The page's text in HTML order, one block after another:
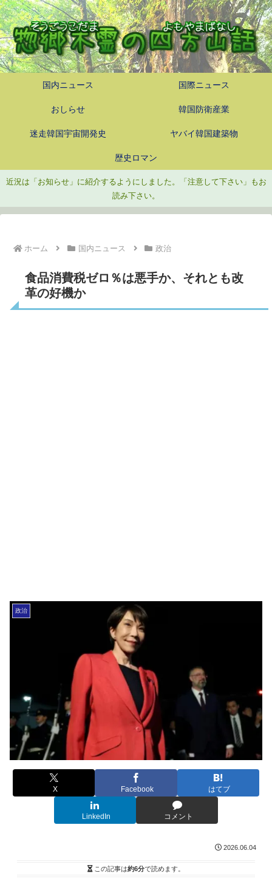
国内ニュース 国際ニュース
おしらせ 韓国防衛産業
迷走韓国宇宙開発史 ヤバイ韓国建築物
歴史ロマン
近況は「お知らせ」に紹介するようにしました。「注意して下さい」もお
読み下さい。
ホーム 国内ニュース 政治
食品消費税ゼロ％は悪手か、それとも改
革の好機か
政治
X Facebook はてブ
LinkedIn コメント
2026.06.04
この記事は約6分で読めます。